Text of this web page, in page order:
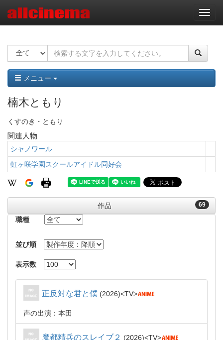
ナ
ビ
ー
ョ
ン
メニュー
楠木ともり
くすのき・ともり
関連人物
シャノワール
虹ヶ咲学園スクールアイドル同好会
69
作品
職種
並び順
表示数
正反対な君と僕 2026 TV
声の出演：本田
魔都精兵のスレイブ２ 2026 TV